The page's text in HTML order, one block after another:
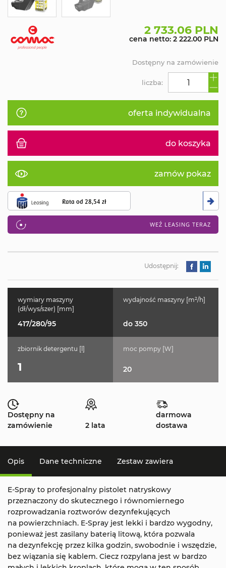
2 733.06 PLN
cena netto: 2 222.00 PLN
oferta indywidualna
do koszyka
zamów pokaz
Rata od28,54 zł
WEŹ LEASING TERAZ
liczba:
Dostępny na zamówienie
Udostępnij:
wymiary maszyny
(dł/wys/szer) [mm]
417/280/95
wydajność maszyny [m²/h]
do 350
zbiornik detergentu [l]
1
moc pompy [W]
20
Dostępny na
zamówienie
2 lata
darmowa
dostawa
Opis Dane techniczne Zestaw zawiera
E-Spray to profesjonalny pistolet natryskowy
przeznaczony do skutecznego i równomiernego
rozprowadzania roztworów dezynfekujących
na powierzchniach. E-Spray jest lekki i bardzo wygodny,
ponieważ jest zasilany baterią litową, która pozwala
na dezynfekcję przez kilka godzin, swobodnie i wszędzie,
bez wiązania się kablem. Ciecz rozpylana jest w bardzo